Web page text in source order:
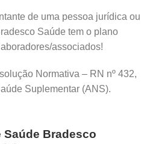
de uma pessoa jurídica ou
Saúde tem o plano
associados!
Normativa – RN nº 432,
Suplementar (ANS).
Saúde Bradesco